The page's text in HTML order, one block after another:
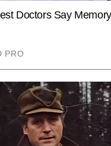
में रिपोर्टिंग और डेस्क—दोनों
ताजातरीन अपडेट्स, ब्रेकिंग न्यूज,
चुके हैं, जिनमें कई एक्सक्लूसिव